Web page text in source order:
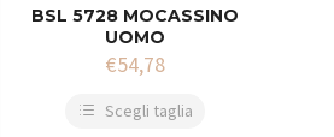
BSL 5728 MOCASSINO
UOMO
€54,78
Scegli taglia